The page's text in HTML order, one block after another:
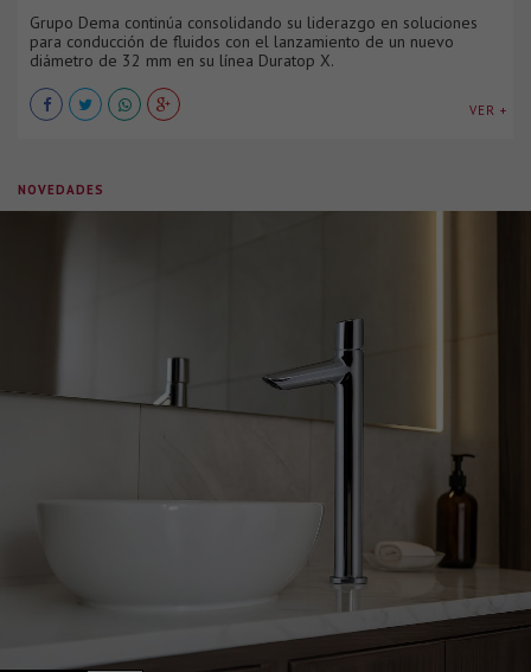
Grupo Dema continúa consolidando su liderazgo en soluciones
para conducción de fluidos con el lanzamiento de un nuevo
diámetro de 32 mm en su línea Duratop X.
VER +
NOVEDADES